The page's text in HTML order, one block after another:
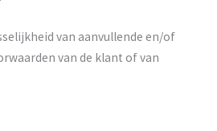
van aanvullende en/of
van de klant of van